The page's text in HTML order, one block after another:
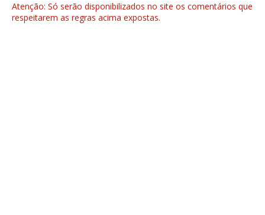
Atenção: Só serão disponibilizados no site os comentários que
respeitarem as regras acima expostas.